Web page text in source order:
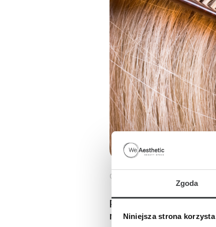
Zgoda
Niniejsza strona
09 kwietnia 2025
Pielęgnacja włosów
rezultaty?